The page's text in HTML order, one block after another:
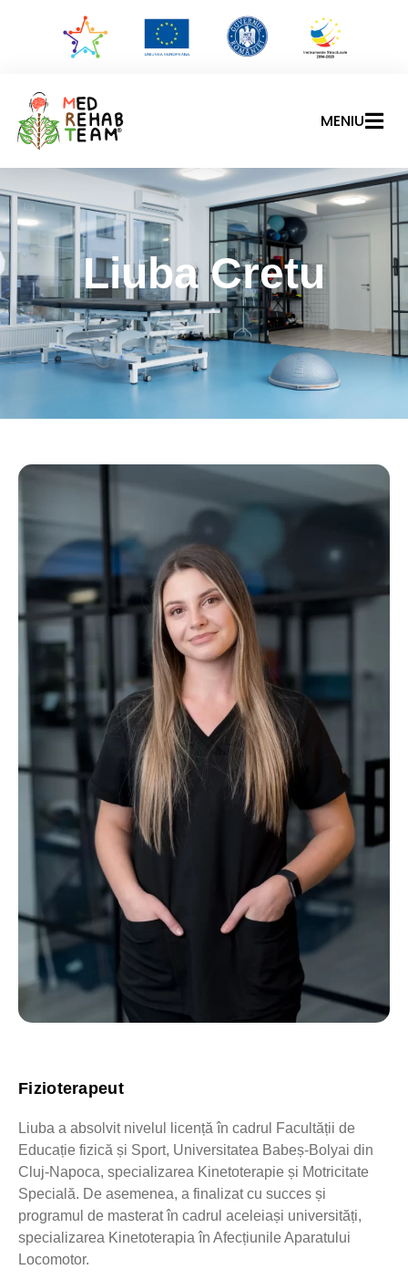
MENIU
Liuba Cretu
Fizioterapeut
Liuba a absolvit nivelul licență în cadrul Facultății de
Educație fizică și Sport, Universitatea Babeș-Bolyai din
Cluj-Napoca, specializarea Kinetoterapie și Motricitate
Specială. De asemenea, a finalizat cu succes și
programul de masterat în cadrul aceleiași universități,
specializarea Kinetoterapia în Afecțiunile Aparatului
Locomotor.